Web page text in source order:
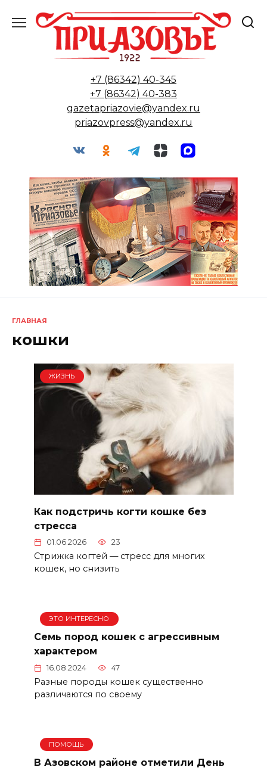
содержанию
+7 (86342) 40-345
+7 (86342) 40-383
gazetapriazovie@yandex.ru
priazovpress@yandex.ru
ГЛАВНАЯ
кошки
ЖИЗНЬ
Как подстричь когти кошке без
стресса
01.06.2026 23
Стрижка когтей — стресс для многих
кошек, но снизить
ЭТО ИНТЕРЕСНО
Семь пород кошек с агрессивным
характером
16.08.2024 47
Разные породы кошек существенно
различаются по своему
ПОМОЩЬ
В Азовском районе отметили День